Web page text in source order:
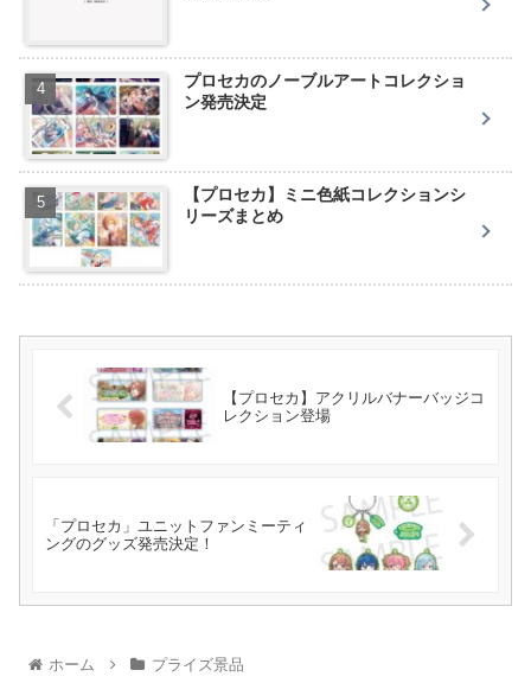
プロセカのノーブルアートコレクショ
ン発売決定
【プロセカ】ミニ色紙コレクションシ
リーズまとめ
【プロセカ】アクリルバナーバッジコ
レクション登場
「プロセカ」ユニットファンミーティ
ングのグッズ発売決定！
ホーム プライズ景品